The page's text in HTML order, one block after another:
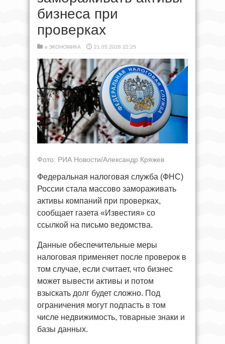
бизнеса при
проверках
в ЭКОНОМИКА 21.05.2026 22:25
Фото: РИА Новости/Александр Кряжев
Федеральная налоговая служба (ФНС)
России стала массово замораживать
активы компаний при проверках,
сообщает газета «Известия» со
ссылкой на письмо ведомства.
Данные обеспечительные меры
налоговая применяет после проверок в
том случае, если считает, что бизнес
может вывести активы и потом
взыскать долг будет сложно. Под
ограничения могут подпасть в том
числе недвижимость, товарные знаки и
базы данных.